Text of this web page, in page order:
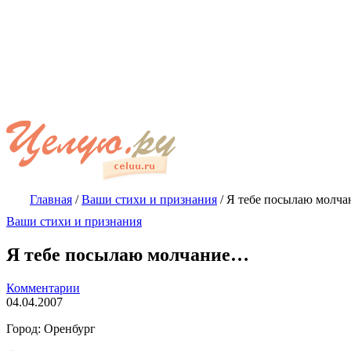
Главная /Ваши стихи и признания / Я тебе посылаю
Ваши стихи и признания
Я тебе посылаю молчание…
Комментарии
04.04.2007
Город: Оренбург